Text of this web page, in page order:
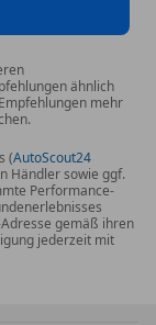
ähnlich
mehr
(AutoScout24
Händler sowie ggf.
Performance-
gemäß ihren
jederzeit mit